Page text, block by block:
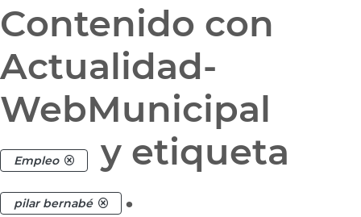
Contenido con
Actualidad-
WebMunicipal
Empleo y etiqueta
pilar bernabé .